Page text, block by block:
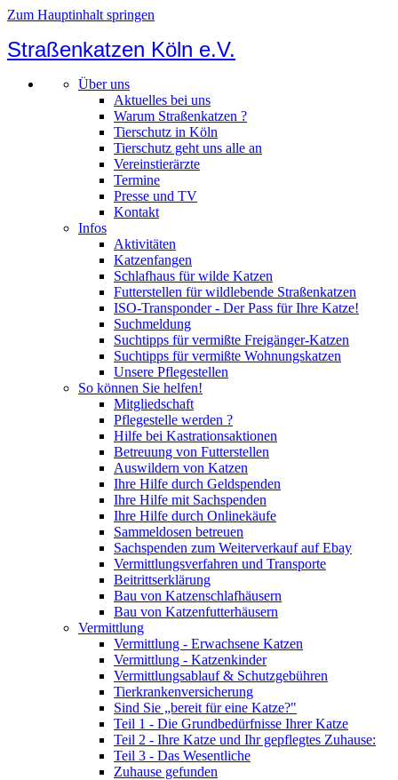
Zum Hauptinhalt springen
Straßenkatzen Köln e.V.
Über uns
Aktuelles bei uns
Warum Straßenkatzen ?
Tierschutz in Köln
Tierschutz geht uns alle an
Vereinstierärzte
Termine
Presse und TV
Kontakt
Infos
Aktivitäten
Katzenfangen
Schlafhaus für wilde Katzen
Futterstellen für wildlebende Straßenkatzen
ISO-Transponder - Der Pass für Ihre Katze!
Suchmeldung
Suchtipps für vermißte Freigänger-Katzen
Suchtipps für vermißte Wohnungskatzen
Unsere Pflegestellen
So können Sie helfen!
Mitgliedschaft
Pflegestelle werden ?
Hilfe bei Kastrationsaktionen
Betreuung von Futterstellen
Auswildern von Katzen
Ihre Hilfe durch Geldspenden
Ihre Hilfe mit Sachspenden
Ihre Hilfe durch Onlinekäufe
Sammeldosen betreuen
Sachspenden zum Weiterverkauf auf Ebay
Vermittlungsverfahren und Transporte
Beitrittserklärung
Bau von Katzenschlafhäusern
Bau von Katzenfutterhäusern
Vermittlung
Vermittlung - Erwachsene Katzen
Vermittlung - Katzenkinder
Vermittlungsablauf & Schutzgebühren
Tierkrankenversicherung
Sind Sie „bereit für eine Katze?"
Teil 1 - Die Grundbedürfnisse Ihrer Katze
Teil 2 - Ihre Katze und Ihr gepflegtes Zuhause:
Teil 3 - Das Wesentliche
Zuhause gefunden